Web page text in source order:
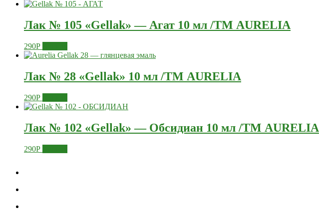
Лак № 105 «Gellak» — Агат 10 мл /ТМ AURELIA
290Р
Лак № 28 «Gellak» 10 мл /ТМ AURELIA
290Р
Лак № 102 «Gellak» — Обсидиан 10 мл /ТМ AURELIA
290Р